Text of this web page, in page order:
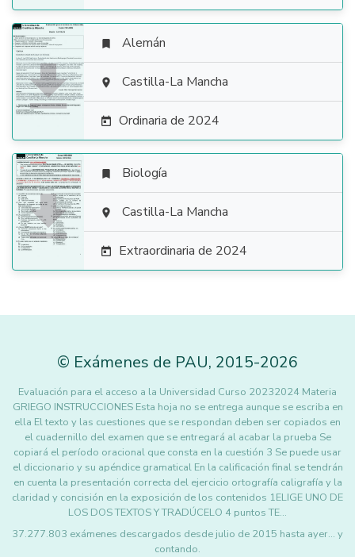

 Alemán
 Castilla-La Mancha
 Ordinaria de 2024

 Biología
 Castilla-La Mancha
 Extraordinaria de 2024
© Exámenes de PAU, 2015-2026
Evaluación para el acceso a la Universidad Curso 20232024 Materia
GRIEGO INSTRUCCIONES Esta hoja no se entrega aunque se escriba en
ella El texto y las cuestiones que se respondan deben ser copiados en
el cuadernillo del examen que se entregará al acabar la prueba Se
copiará el período oracional que consta en la cuestión 3 Se puede usar
el diccionario y su apéndice gramatical En la calificación final se tendrán
en cuenta la presentación correcta del ejercicio ortografía caligrafía y la
claridad y concisión en la exposición de los contenidos 1ELIGE UNO DE
LOS DOS TEXTOS Y TRADÚCELO 4 puntos TE…
37.277.803 exámenes descargados desde julio de 2015 hasta ayer... y
contando.